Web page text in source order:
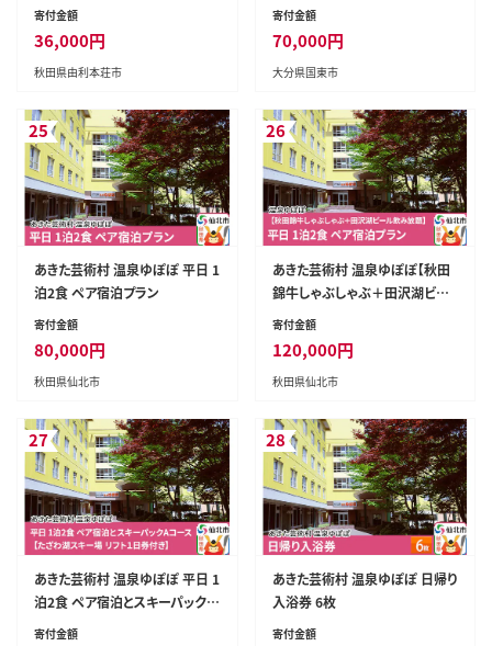
寄付金額
36,000円
秋田県由利本荘市
寄付金額
70,000円
大分県国東市
25
あきた芸術村 温泉ゆぽぽ 平日 1
泊2食 ペア宿泊プラン
寄付金額
80,000円
秋田県仙北市
26
あきた芸術村 温泉ゆぽぽ【秋田
錦牛しゃぶしゃぶ＋田沢湖ビー
ル飲み放題】平日 1泊2食 ペア宿
寄付金額
120,000円
秋田県仙北市
27
あきた芸術村 温泉ゆぽぽ 平日 1
泊2食 ペア宿泊とスキーパックA
コース たざわ湖スキー場 リフト
寄付金額
28
あきた芸術村 温泉ゆぽぽ 日帰り
入浴券 6枚
寄付金額